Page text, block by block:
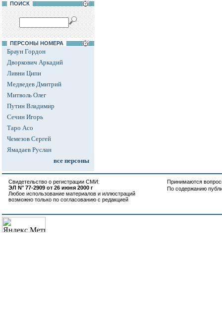
ПОИСК
ПЕРСОНЫ НОМЕРА
Браун Гордон
Дворкович Аркадий
Ливни Ципи
Медведев Дмитрий
Митволь Олег
Путин Владимир
Сечин Игорь
Таро Асо
Чемезов Сергей
Ямадаев Руслан
все персоны
Свидетельство о регистрации СМИ:
ЭЛ N° 77-2909 от 26 июня 2000 г
Любое использование материалов и иллюстраций
возможно только по согласованию с редакцией
Принимаются
По содержанию